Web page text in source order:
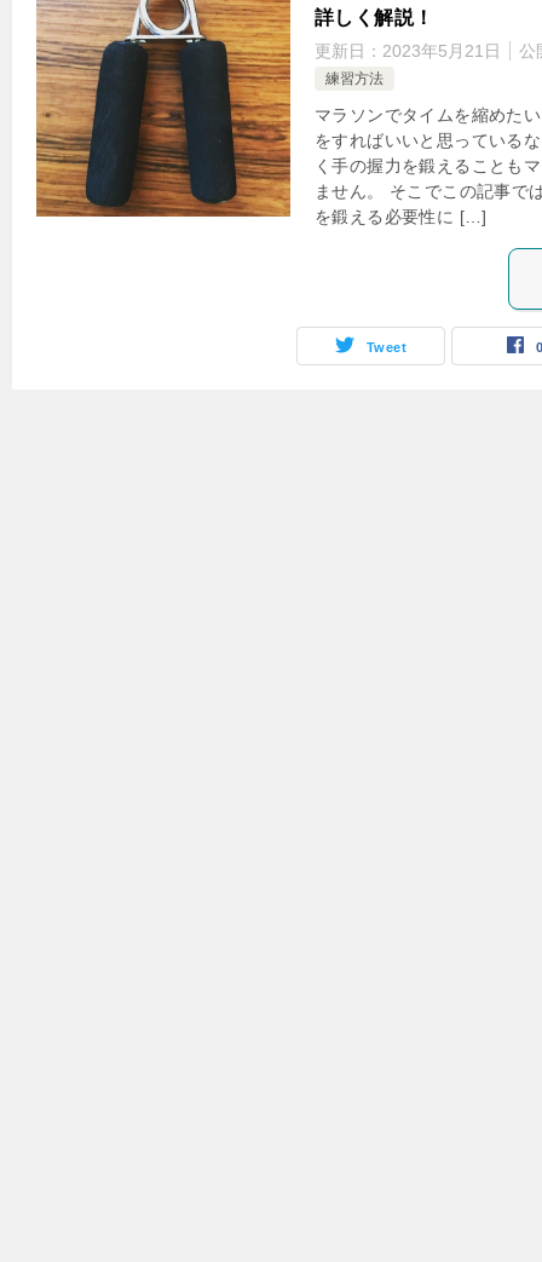
詳しく解説！
更新日： 2023年5月21日 公
練習方法
マラソンでタイムを縮めた
をすればいいと思っている
く手の握力を鍛えることも
ません。 そこでこの記事で
を鍛える必要性に […]
Tweet